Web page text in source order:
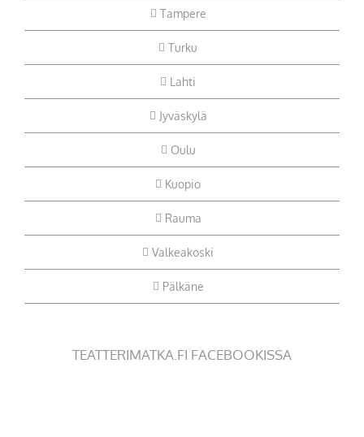
Tampere
Turku
Lahti
Jyväskylä
Oulu
Kuopio
Rauma
Valkeakoski
Pälkäne
TEATTERIMATKA.FI FACEBOOKISSA